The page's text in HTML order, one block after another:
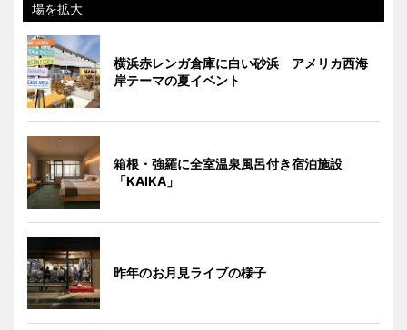
場を拡大
横浜赤レンガ倉庫に白い砂浜 アメリカ西海
岸テーマの夏イベント
箱根・強羅に全室温泉風呂付き宿泊施設
「KAIKA」
昨年のお月見ライブの様子